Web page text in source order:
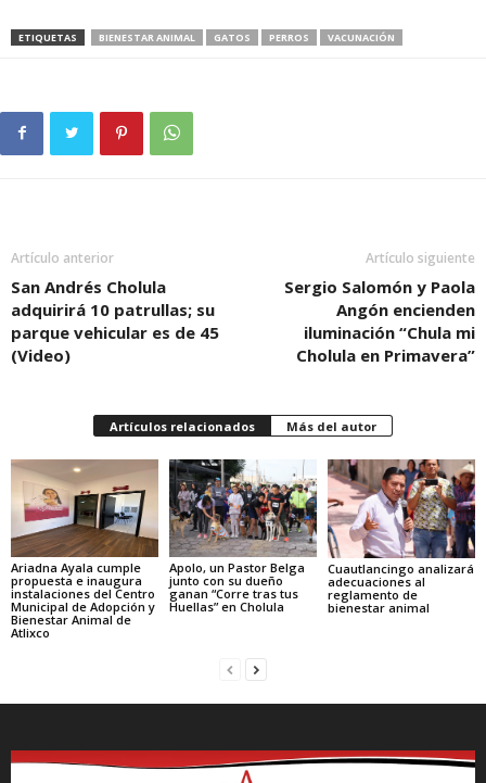
ETIQUETAS BIENESTAR ANIMAL GATOS PERROS VACUNACIÓN
Artículo anterior
San Andrés Cholula
adquirirá 10 patrullas; su
parque vehicular es de 45
(Video)
Artículo siguiente
Sergio Salomón y Paola
Angón encienden
iluminación “Chula mi
Cholula en Primavera”
Artículos relacionados Más del autor
Ariadna Ayala cumple
propuesta e inaugura
instalaciones del Centro
Municipal de Adopción y
Bienestar Animal de
Atlixco
Apolo, un Pastor Belga
junto con su dueño
ganan “Corre tras tus
Huellas” en Cholula
Cuautlancingo analizará
adecuaciones al
reglamento de
bienestar animal